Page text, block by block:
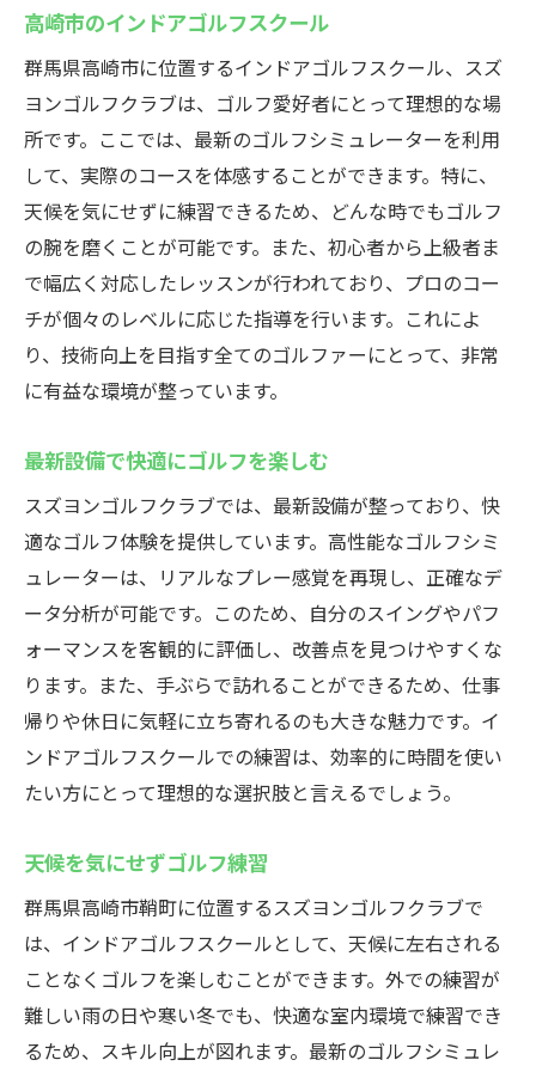
インドアゴルフの新しい楽しみ方
プロコーチと共に技術向上
手ぶらで通えるスズヨンの利便性
最新技術のゴルフシミュレーター
初心者から上級者まで対応
天候に左右されないゴルフ練習法
インドアゴルフで安定した練習を
高崎市で全天候型ゴルフを体験
安定した練習環境で技術アップ
スズヨンでの快適なゴルフ体験
効率的な練習法を探る
手ぶらで行けるインドアゴルフ施設スズヨン
手ぶらで気軽に練習開始
設備充実のスズヨンを満喫
レンタルで手軽に挑戦
初心者も安心の施設利用法
手ぶらで行ける便利さを実感
休日のアクティビティに最適
プロコーチによるゴルフレッスンの効果
レッスンでスキルを磨こう
上達を実感できる指導法
プロの指導で技術向上
ゴルフの基本から応用まで
個々に合わせた指導を体験
高崎市のインドアゴルフスクール
群馬県高崎市に位置するインドアゴルフスクール、スズ
ヨンゴルフクラブは、ゴルフ愛好者にとって理想的な場
所です。ここでは、最新のゴルフシミュレーターを利用
して、実際のコースを体感することができます。特に、
天候を気にせずに練習できるため、どんな時でもゴルフ
の腕を磨くことが可能です。また、初心者から上級者ま
で幅広く対応したレッスンが行われており、プロのコー
チが個々のレベルに応じた指導を行います。これによ
り、技術向上を目指す全てのゴルファーにとって、非常
に有益な環境が整っています。
最新設備で快適にゴルフを楽しむ
スズヨンゴルフクラブでは、最新設備が整っており、快
適なゴルフ体験を提供しています。高性能なゴルフシミ
ュレーターは、リアルなプレー感覚を再現し、正確なデ
ータ分析が可能です。このため、自分のスイングやパフ
ォーマンスを客観的に評価し、改善点を見つけやすくな
ります。また、手ぶらで訪れることができるため、仕事
帰りや休日に気軽に立ち寄れるのも大きな魅力です。イ
ンドアゴルフスクールでの練習は、効率的に時間を使い
たい方にとって理想的な選択肢と言えるでしょう。
天候を気にせずゴルフ練習
群馬県高崎市鞘町に位置するスズヨンゴルフクラブで
は、インドアゴルフスクールとして、天候に左右される
ことなくゴルフを楽しむことができます。外での練習が
難しい雨の日や寒い冬でも、快適な室内環境で練習でき
るため、スキル向上が図れます。最新のゴルフシミュレ